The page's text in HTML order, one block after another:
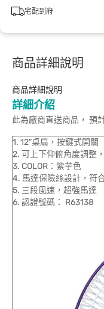
宅配到府
商品詳細說明
商品詳細說明
詳細介紹
此為廠商直送商品， 預
1. 12”桌扇，按鍵式開關
2. 可上下仰俯角度調整
3. COLOR：紫芋色
4. 馬達保險絲設計，符
5. 三段風速，超強馬達
6. 認證號碼： R63138